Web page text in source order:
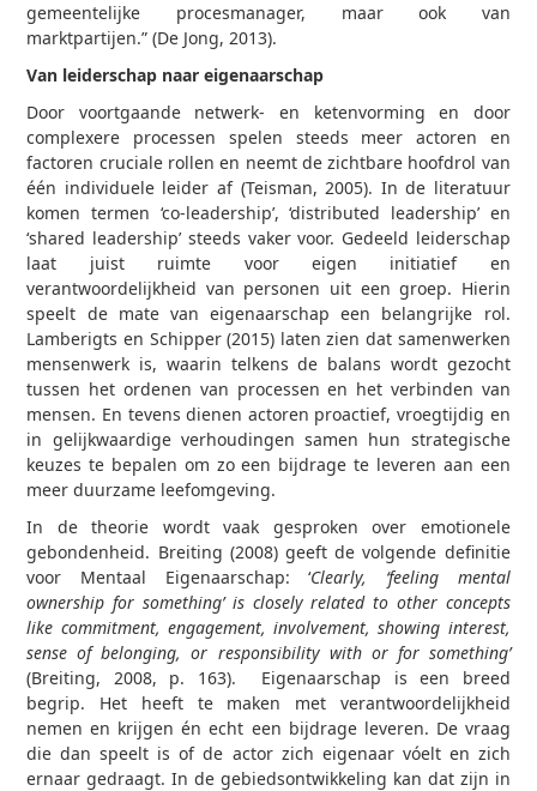
gemeentelijke procesmanager, maar ook van
marktpartijen.” (De Jong, 2013).
Van leiderschap naar eigenaarschap
Door voortgaande netwerk- en ketenvorming en door
complexere processen spelen steeds meer actoren en
factoren cruciale rollen en neemt de zichtbare hoofdrol van
één individuele leider af (Teisman, 2005). In de literatuur
komen termen ‘co-leadership’, ‘distributed leadership’ en
‘shared leadership’ steeds vaker voor. Gedeeld leiderschap
laat juist ruimte voor eigen initiatief en
verantwoordelijkheid van personen uit een groep. Hierin
speelt de mate van eigenaarschap een belangrijke rol.
Lamberigts en Schipper (2015) laten zien dat samenwerken
mensenwerk is, waarin telkens de balans wordt gezocht
tussen het ordenen van processen en het verbinden van
mensen. En tevens dienen actoren proactief, vroegtijdig en
in gelijkwaardige verhoudingen samen hun strategische
keuzes te bepalen om zo een bijdrage te leveren aan een
meer duurzame leefomgeving.
In de theorie wordt vaak gesproken over emotionele
gebondenheid. Breiting (2008) geeft de volgende definitie
voor Mentaal Eigenaarschap: ‘Clearly, ‘feeling mental
ownership for something’ is closely related to other concepts
like commitment, engagement, involvement, showing interest,
sense of belonging, or responsibility with or for something’
(Breiting, 2008, p. 163). Eigenaarschap is een breed
begrip. Het heeft te maken met verantwoordelijkheid
nemen en krijgen én echt een bijdrage leveren. De vraag
die dan speelt is of de actor zich eigenaar vóelt en zich
ernaar gedraagt. In de gebiedsontwikkeling kan dat zijn in